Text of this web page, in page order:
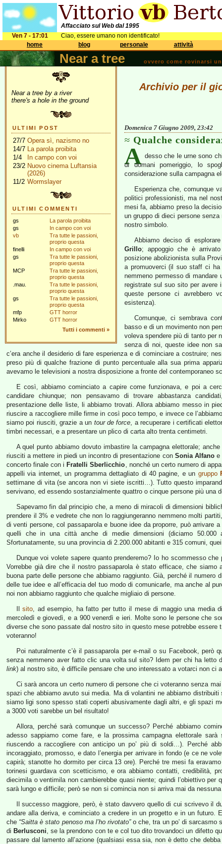
Affacciato sul Web dal 1995
Ven 7 - 17:01
Ciao, essere umano non identificato!
home
blog personale attività
Near a tree ovvero come rovinarsi
Near a tree by a river
there's a hole in the ground
ULTIMI POST
27/7 Opera sì, nazismo no
14/7 La parola proibita
1/4
In campo con voi
23/2 Nuovo cinema Luftansia
(2026)
11/2 Wormslayer
ULTIMI COMMENTI
gs
La parola proibita
gs
In campo con voi
vb
Tra tutte le passioni,
proprio questa
finelli
In campo con voi
gs
Tra tutte le passioni,
proprio questa
MCP
Tra tutte le passioni,
proprio questa
.mau.
Tra tutte le passioni,
proprio questa
gs
Tra tutte le passioni,
proprio questa
mfp
GTT horror
Mirko
GTT horror
Tutti i commenti »
Archivio per il
Domenica 7 Giugno 2009, 23:42
Qualche
A desso che le urne sono
di domani pomeriggio, lo
considerazione sulla campagna
Esperienza che, comunque
politici professionisti, ma nel
mesi fa, abbiamo preso la
un gruppo di dieci persone
nostro simbolo.
Abbiamo deciso di
Grillo; appoggio che è
posizione abolizionista sulla
a promuoverci (il suo staff ci
nemmeno permesso di
registrate sul suo sito per avere
queste persone ci avrebbero
esistenza).
Comunque, ci sembrava
basso e di un movimento non
voleva spendere più di tanto per
senza di noi, queste idee non
c’era anche il desiderio di fare esperienza e di cominciare a costruire;
preso più di qualche frazione di punto percentuale alla sua prima
avevamo le televisioni a nostra disposizione a fronte del contemporaneo
E così, abbiamo cominciato a capire come funzionava, e poi a
candidare chiunque; non pensavamo di trovare abbastanza
presentazione delle liste, li abbiamo trovati. Allora abbiamo messo in
riuscire a raccogliere mille firme in così poco tempo, e invece ce
siamo poi riusciti, grazie a un tour de force, a recuperare i certificati
timbri necessari, e a presentare un plico di carta alto trenta centimetri.
A quel punto abbiamo dovuto imbastire la campagna elettorale;
riusciti a mettere in piedi un incontro di presentazione con Sonia Alfanoe
concerto finale con i Fratelli Sberlicchio, nonché un certo numero di
appelli via internet, un programma dettagliato di 40 pagine, e un gruppo
settimane di vita (se ancora non vi siete iscritti…). Tutto questo
servivano, ed essendo sostanzialmente quattro o cinque persone più una
Sapevamo fin dal principio che, a meno di miracoli di dimensioni
prendere il 3% e vedrete che non lo raggiungeranno nemmeno molti
di venti persone, col passaparola e buone idee da proporre, può arrivare
quelli che in una città anche di medie dimensioni (diciamo 50.000
Sfortunatamente, su una provincia di 2.200.000 abitanti e 315 comuni,
Dunque voi volete sapere quanto prenderemo? Io ho scommesso
Vorrebbe già dire che il nostro passaparola è stato efficace, che
buona parte delle persone che abbiamo raggiunto. Già, perché il
delle tue idee e all’efficacia del tuo modo di comunicarle, ma anche al
noi non abbiamo raggiunto che qualche migliaio di persone.
Ilsito, ad esempio, ha fatto per tutto il mese di maggio una media
mercoledì e giovedì, e a 900 venerdì e ieri. Molte sono le persone che
diverse che sono passate dal nostro sito in questo mese potrebbe
voteranno!
Poi naturalmente c’è il passaparola per e-mail o su Facebook,
senza nemmeno aver fatto clic una volta sul sito? Idem per chi ha letto
link) al nostro sito, è difficile pensare che uno interessato a votarci non ci
Ci sarà ancora un certo numero di persone che ci voteranno senza
spazi che abbiamo avuto sui media. Ma di volantini ne abbiamo
siamo ligi sono spesso stati coperti abusivamente dagli altri, e gli spazi
a 3000 voti sarebbe un bel risultato!
Allora, perché sarà comunque un successo? Perché abbiamo
adesso sappiamo come fare, e la prossima campagna elettorale
riuscendo a raccogliere con anticipo un po’ più di soldi…). Perché
incoraggiato, promosso, e dato l’energia per arrivare in fondo (e ce ne
capirà; stanotte ho dormito per circa 13 ore). Perché tre mesi fa
torinesi guardava con scetticismo, e ora abbiamo contatti, credibilità,
diecimila o ventimila non cambierebbe quasi niente; quindi l’obiettivo
sarà lungo e difficile; però se non si comincia non si arriva mai da
Il successo maggiore, però, è stato davvero quello di cui scrivevo il
andare alla deriva, e cominciato a credere in un progetto e in un futuro.
che “Saitta è stato penoso ma l’ho rivotato”o che, tra un po’ di sarcasmo
di Berlusconi, se la prendono con te e col tuo dito trovandoci un difetto
passare dal lamento all’azione (qualsiasi essa sia, non è detto che